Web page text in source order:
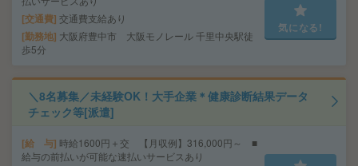
交通費 交通費支給あり
勤務地 大阪府豊中市 大阪モノレール 千里中央駅徒
歩5分
気になる!
＼8名募集／未経験OK！大手企業＊健康診断結果データ
チェック等[派遣]
給 与 時給1600円＋交 【月収例】316,000円～ ■
給与の前払いが可能な速払いサービスあり